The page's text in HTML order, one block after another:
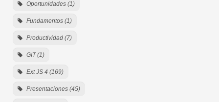
Oportunidades (1)
Fundamentos (1)
Productividad (7)
GIT (1)
Ext JS 4 (169)
Presentaciones (45)